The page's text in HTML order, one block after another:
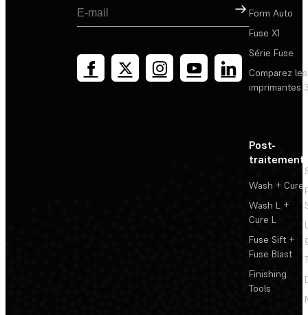
Inscription
Form Auto
Fuse X1
Série Fuse
Comparez les
imprimantes
Post-
traitement
Wash + Cure
Wash L +
Cure L
Fuse Sift +
Fuse Blast
Finishing
Tools